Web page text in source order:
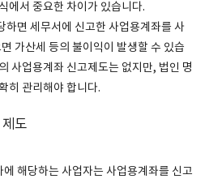
에서 중요한 차이가 있습니다.
하면 세무서에 신고한 사업용계좌를 사
가산세 등의 불이익이 발생할 수 있습
사업용계좌 신고제도는 없지만, 법인 명
히 관리해야 합니다.
도
해당하는 사업자는 사업용계좌를 신고